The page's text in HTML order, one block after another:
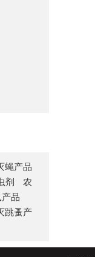
蝇产品
剂
农
产品
跳蚤产